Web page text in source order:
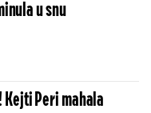
u snu
Peri mahala